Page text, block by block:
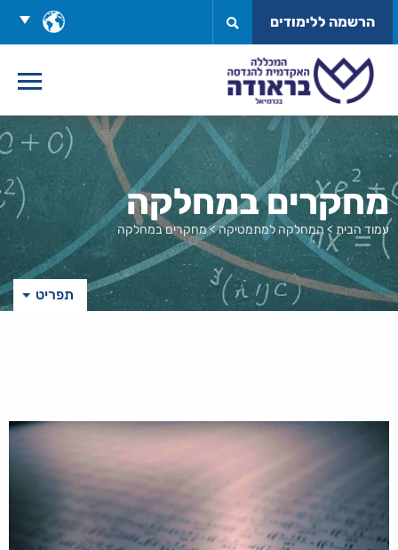
לתוכן
בחר
שפה
הרשמה ללימודים
מחקרים במחלקה
עמוד הבית>המחלקה למתמטיקה>מחקרים במחלקה
תפריט
קישורים
שימושיים